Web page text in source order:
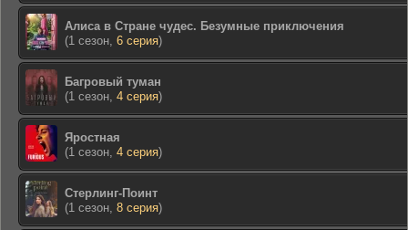
Алиса в Стране чудес. Безумные приключения
(1 сезон, 6 серия)
Багровый туман
(1 сезон, 4 серия)
Яростная
(1 сезон, 4 серия)
Стерлинг-Поинт
(1 сезон, 8 серия)